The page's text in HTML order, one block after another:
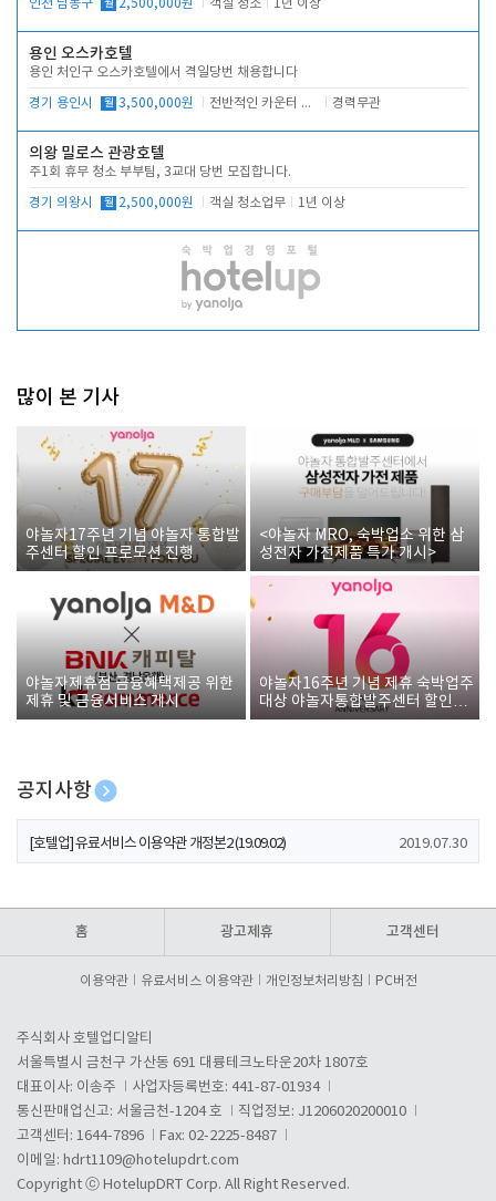
인천 남동구 월 2,500,000원 객실 청소 1년 이상
용인 오스카호텔
용인 처인구 오스카호텔에서 격일당번 채용합니다
경기 용인시 월 3,500,000원 전반적인 카운터 업무 경력무관
의왕 밀로스 관광호텔
주1회 휴무 청소 부부팀, 3교대 당번 모집합니다.
경기 의왕시 월 2,500,000원 객실 청소업무 1년 이상
많이 본 기사
야놀자17주년 기념 야놀자 통합발
주센터 할인 프로모션 진행
<야놀자 MRO, 숙박업소 위한 삼
성전자 가전제품 특가 개시>
야놀자제휴점 금융혜택제공 위한
제휴 및 금융서비스 게시
야놀자16주년 기념 제휴 숙박업주
대상 야놀자통합발주센터 할인쿠
폰 증정
공지사항
[호텔업] 개인정보 처리방침 개정본1 (19.09.02)
[호텔업] 유료서비스 이용약관 개정본2 (19.09.02) 2019.07.30
홈 광고제휴 고객센터
이용약관 유료서비스 이용약관 개인정보처리방침 PC버전
주식회사 호텔업디알티
서울특별시 금천구 가산동 691 대륭테크노타운20차 1807호
대표이사: 이송주
사업자등록번호: 441-87-01934
통신판매업신고: 서울금천-1204 호
직업정보: J1206020200010
고객센터: 1644-7896
Fax: 02-2225-8487
이메일: hdrt1109@hotelupdrt.com
Copyright ⓒ HotelupDRT Corp. All Right Reserved.